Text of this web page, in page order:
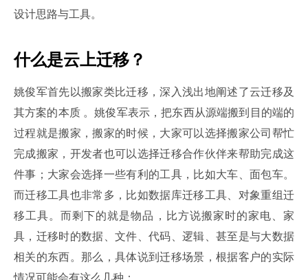
设计思路与工具。
什么是云上迁移？
姚俊军首先以搬家类比迁移，深入浅出地阐述了云迁移及
其方案的本质 。姚俊军表示，把东西从源端搬到目的端的
过程就是搬家，搬家的时候，大家可以选择搬家公司帮忙
完成搬家，开发者也可以选择迁移合作伙伴来帮助完成这
件事；大家会选择一些有利的工具，比如大车、面包车。
而迁移工具也非常多，比如数据库迁移工具、对象重组迁
移工具。而剩下的就是物品，比方说搬家时的家电、家
具，迁移时的数据、文件、代码、逻辑、甚至是与大数据
相关的东西。那么，具体说到迁移场景，根据客户的实际
情况可能会有这么几种：